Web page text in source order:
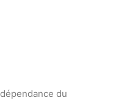
était organisée cette
Le rendez-vous
» au Pin.
du